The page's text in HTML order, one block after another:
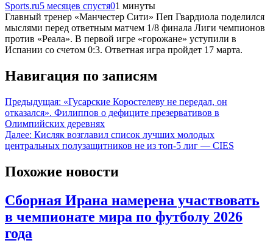
Sports.ru5 месяцев спустя01 минуты
Главный тренер «Манчестер Сити» Пеп Гвардиола поделился
мыслями перед ответным матчем 1/8 финала Лиги чемпионов
против «Реала». В первой игре «горожане» уступили в
Испании со счетом 0:3. Ответная игра пройдет 17 марта.
Навигация по записям
Предыдущая: «Гусарские Коростелеву не передал, он
отказался». Филиппов о дефиците презервативов в
Олимпийских деревнях
Далее: Кисляк возглавил список лучших молодых
центральных полузащитников не из топ‑5 лиг — CIES
Похожие новости
Сборная Ирана намерена участвовать
в чемпионате мира по футболу 2026
года